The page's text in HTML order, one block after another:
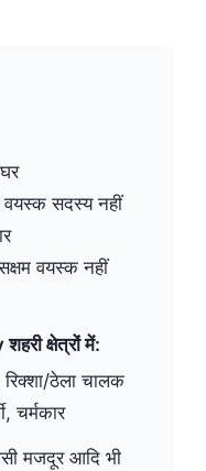
सदस्य नहीं
वयस्क नहीं
क्षेत्रों में:
ठेला चालक
चर्मकार
मजदूर आदि भी